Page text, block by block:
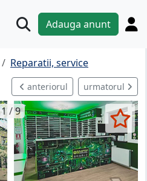
Adauga anunt
Reparatii, service
anteriorul urmatorul
1 / 9